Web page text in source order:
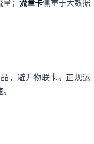
； 流量卡侧重于大数据
，避开物联卡。正规运